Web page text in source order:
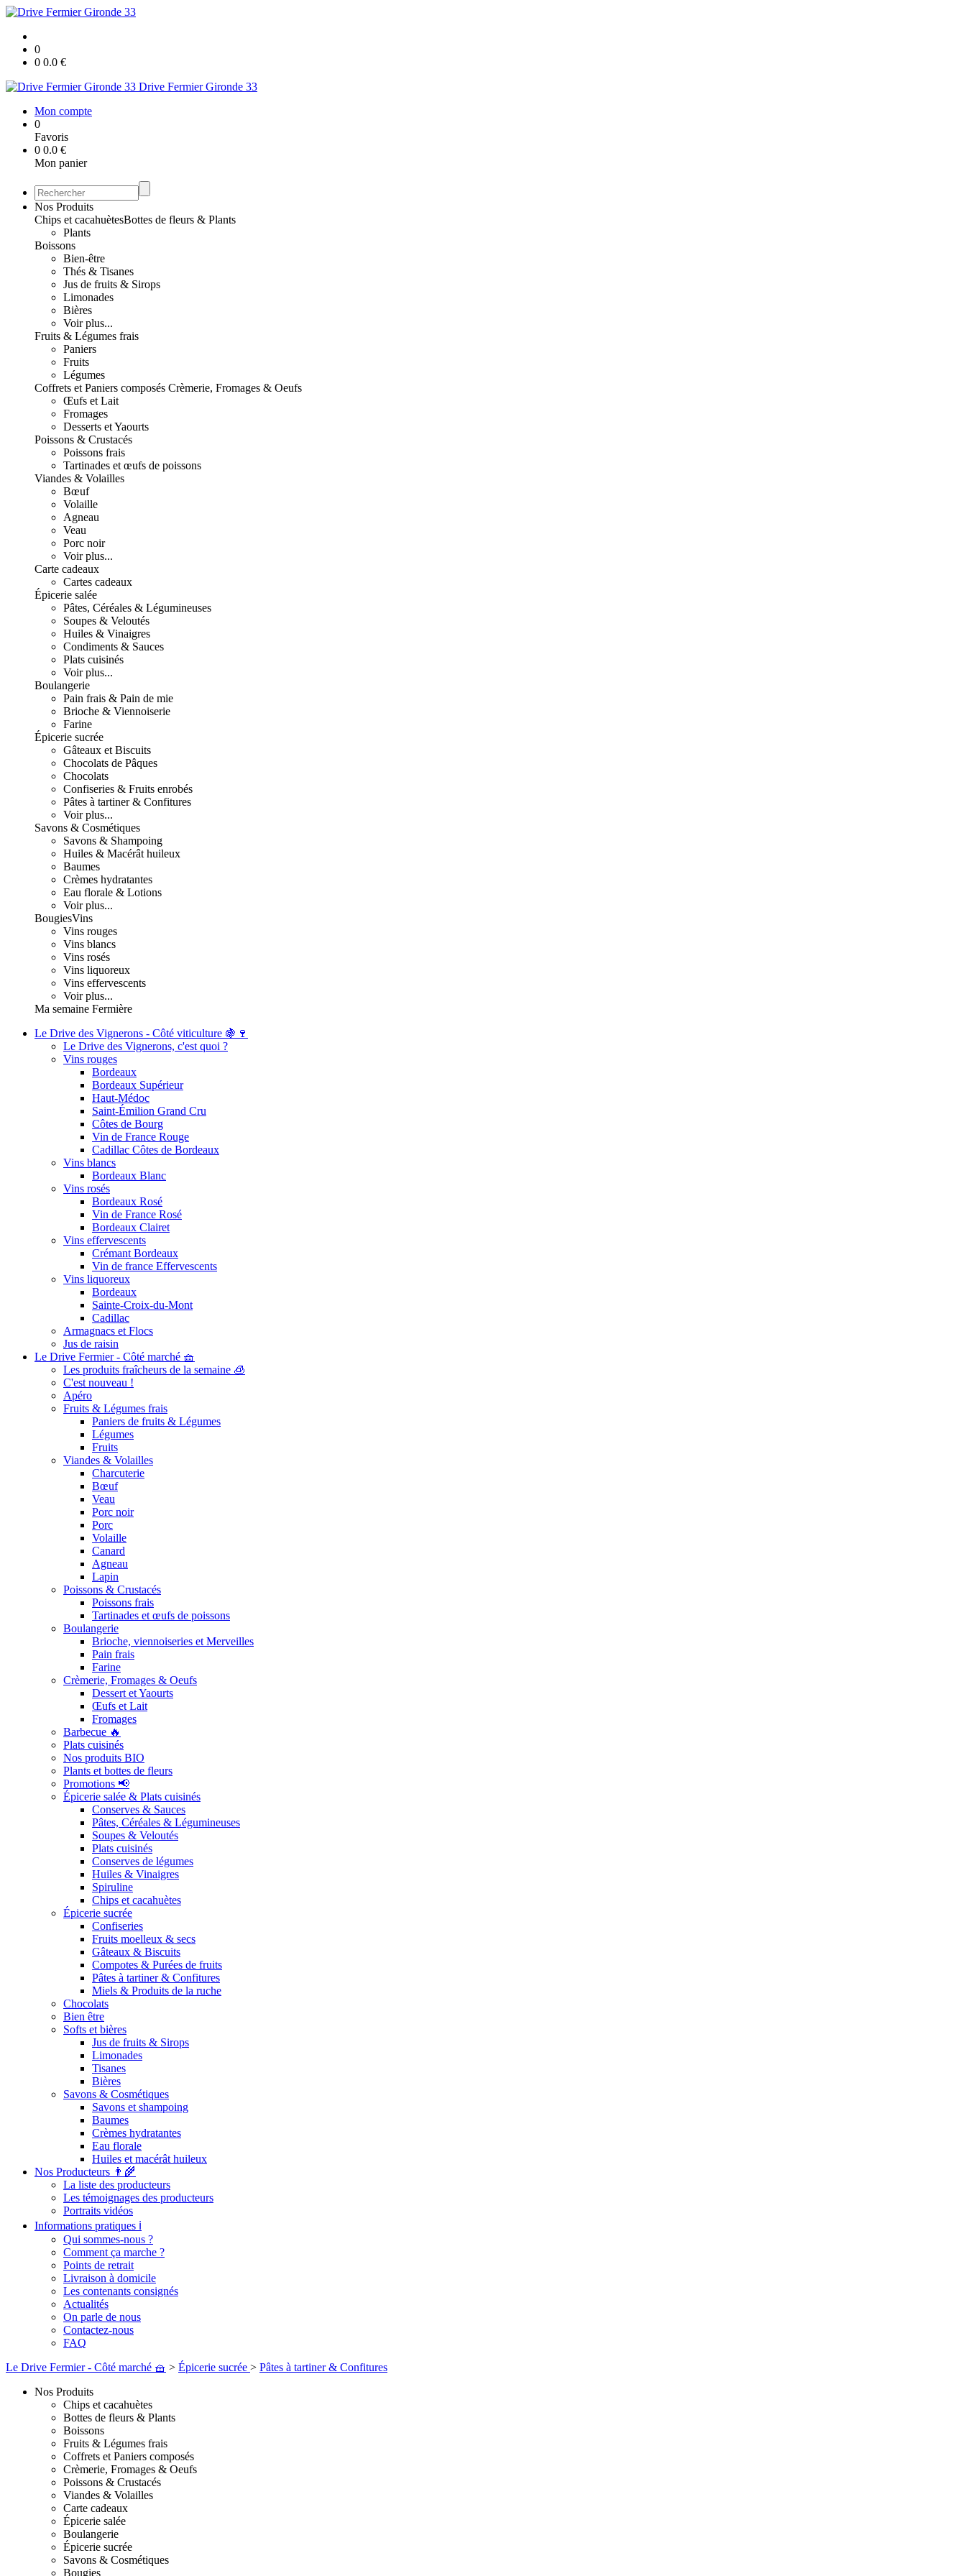
0
0 0.0 €
Drive Fermier Gironde 33
Mon compte
0
Favoris
0 0.0 €
Mon panier
Nos Produits
Chips et cacahuètesBottes de fleurs & Plants
Plants
Boissons
Bien-être
Thés & Tisanes
Jus de fruits & Sirops
Limonades
Bières
Voir plus...
Fruits & Légumes frais
Paniers
Fruits
Légumes
Coffrets et Paniers composés Crèmerie, Fromages & Oeufs
Œufs et Lait
Fromages
Desserts et Yaourts
Poissons & Crustacés
Poissons frais
Tartinades et œufs de poissons
Viandes & Volailles
Bœuf
Volaille
Agneau
Veau
Porc noir
Voir plus...
Carte cadeaux
Cartes cadeaux
Épicerie salée
Pâtes, Céréales & Légumineuses
Soupes & Veloutés
Huiles & Vinaigres
Condiments & Sauces
Plats cuisinés
Voir plus...
Boulangerie
Pain frais & Pain de mie
Brioche & Viennoiserie
Farine
Épicerie sucrée
Gâteaux et Biscuits
Chocolats de Pâques
Chocolats
Confiseries & Fruits enrobés
Pâtes à tartiner & Confitures
Voir plus...
Savons & Cosmétiques
Savons & Shampoing
Huiles & Macérât huileux
Baumes
Crèmes hydratantes
Eau florale & Lotions
Voir plus...
BougiesVins
Vins rouges
Vins blancs
Vins rosés
Vins liquoreux
Vins effervescents
Voir plus...
Ma semaine Fermière
Le Drive des Vignerons - Côté viticulture 🍇🍷
Le Drive des Vignerons, c'est quoi ?
Vins rouges
Bordeaux
Bordeaux Supérieur
Haut-Médoc
Saint-Émilion Grand Cru
Côtes de Bourg
Vin de France Rouge
Cadillac Côtes de Bordeaux
Vins blancs
Bordeaux Blanc
Vins rosés
Bordeaux Rosé
Vin de France Rosé
Bordeaux Clairet
Vins effervescents
Crémant Bordeaux
Vin de france Effervescents
Vins liquoreux
Bordeaux
Sainte-Croix-du-Mont
Cadillac
Armagnacs et Flocs
Jus de raisin
Le Drive Fermier - Côté marché 🧺
Les produits fraîcheurs de la semaine 🧊
C'est nouveau !
Apéro
Fruits & Légumes frais
Paniers de fruits & Légumes
Légumes
Fruits
Viandes & Volailles
Charcuterie
Bœuf
Veau
Porc noir
Porc
Volaille
Canard
Agneau
Lapin
Poissons & Crustacés
Poissons frais
Tartinades et œufs de poissons
Boulangerie
Brioche, viennoiseries et Merveilles
Pain frais
Farine
Crèmerie, Fromages & Oeufs
Dessert et Yaourts
Œufs et Lait
Fromages
Barbecue 🔥
Plats cuisinés
Nos produits BIO
Plants et bottes de fleurs
Promotions 📢
Épicerie salée & Plats cuisinés
Conserves & Sauces
Pâtes, Céréales & Légumineuses
Soupes & Veloutés
Plats cuisinés
Conserves de légumes
Huiles & Vinaigres
Spiruline
Chips et cacahuètes
Épicerie sucrée
Confiseries
Fruits moelleux & secs
Gâteaux & Biscuits
Compotes & Purées de fruits
Pâtes à tartiner & Confitures
Miels & Produits de la ruche
Chocolats
Bien être
Softs et bières
Jus de fruits & Sirops
Limonades
Tisanes
Bières
Savons & Cosmétiques
Savons et shampoing
Baumes
Crèmes hydratantes
Eau florale
Huiles et macérât huileux
Nos Producteurs 👨‍🌾
La liste des producteurs
Les témoignages des producteurs
Portraits vidéos
Informations pratiques ℹ️
Qui sommes-nous ?
Comment ça marche ?
Points de retrait
Livraison à domicile
Les contenants consignés
Actualités
On parle de nous
Contactez-nous
FAQ
Le Drive Fermier - Côté marché 🧺 > Épicerie sucrée > Pâtes à tartiner & Confitures
Nos Produits
Chips et cacahuètes
Bottes de fleurs & Plants
Boissons
Fruits & Légumes frais
Coffrets et Paniers composés
Crèmerie, Fromages & Oeufs
Poissons & Crustacés
Viandes & Volailles
Carte cadeaux
Épicerie salée
Boulangerie
Épicerie sucrée
Savons & Cosmétiques
Bougies